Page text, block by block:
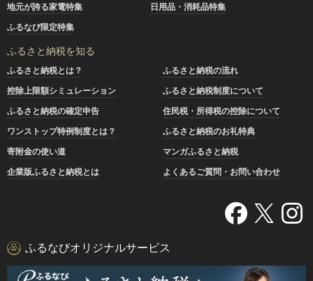
地元が誇る家電特集
日用品・消耗品特集
ふるなび限定特集
ふるさと納税を知る
ふるさと納税とは？
ふるさと納税の流れ
控除上限額シミュレーション
ふるさと納税制度について
ふるさと納税の確定申告
住民税・所得税の控除について
ワンストップ特例制度とは？
ふるさと納税のお礼特典
寄附金の使い道
マンガふるさと納税
企業版ふるさと納税とは
よくあるご質問・お問い合わせ
ふるなびオリジナルサービス